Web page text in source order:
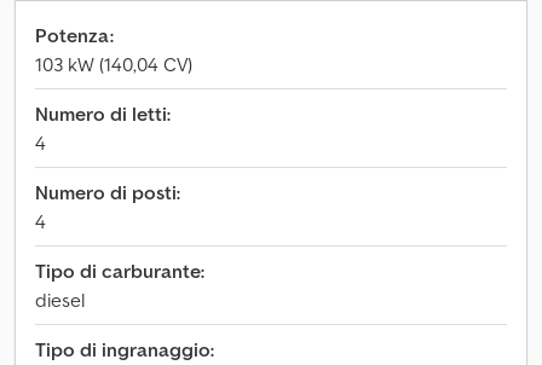
Potenza:
103 kW (140,04 CV)
Numero di letti:
4
Numero di posti:
4
Tipo di carburante:
diesel
Tipo di ingranaggio: